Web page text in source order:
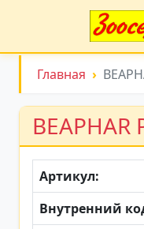
Главная
Артикул:
Внутренний